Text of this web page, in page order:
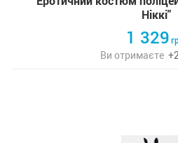
Ніккі"
1 329
Ви отримаєте +